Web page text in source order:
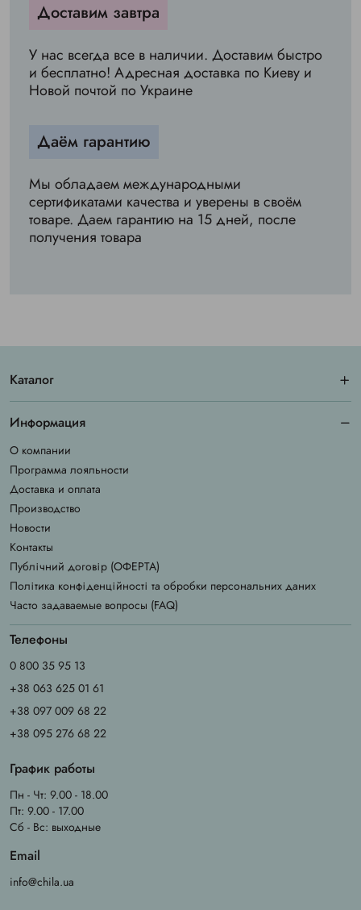
Доставим завтра
У нас всегда все в наличии. Доставим быстро
и бесплатно! Адресная доставка по Киеву и
Новой почтой по Украине
Даём гарантию
Мы обладаем международными
сертификатами качества и уверены в своём
товаре. Даем гарантию на 15 дней, после
получения товара
Каталог
Информация
О компании
Программа лояльности
Доставка и оплата
Производство
Новости
Контакты
Публічний договір (ОФЕРТА)
Політика конфіденційності та обробки персональних даних
Часто задаваемые вопросы (FAQ)
Телефоны
0 800 35 95 13
+38 063 625 01 61
+38 097 009 68 22
+38 095 276 68 22
График работы
Пн - Чт: 9.00 - 18.00
Пт: 9.00 - 17.00
Сб - Вс: выходные
Email
info@chila.ua